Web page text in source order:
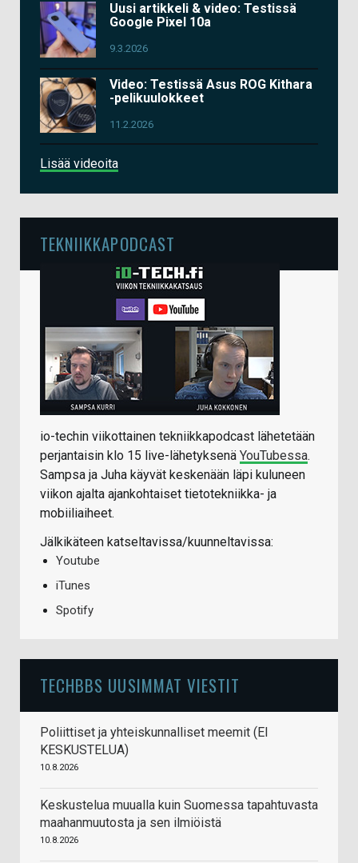
Uusi artikkeli & video: Testissä
Google Pixel 10a
9.3.2026
Video: Testissä Asus ROG Kithara
-pelikuulokkeet
11.2.2026
Lisää videoita
TEKNIIKKAPODCAST
io-techin viikottainen tekniikkapodcast lähetetään
perjantaisin klo 15 live-lähetyksenä YouTubessa.
Sampsa ja Juha käyvät keskenään läpi kuluneen
viikon ajalta ajankohtaiset tietotekniikka- ja
mobiiliaiheet.
Jälkikäteen katseltavissa/kuunneltavissa:
Youtube
iTunes
Spotify
TECHBBS UUSIMMAT VIESTIT
Poliittiset ja yhteiskunnalliset meemit (EI
KESKUSTELUA)
10.8.2026
Keskustelua muualla kuin Suomessa tapahtuvasta
maahanmuutosta ja sen ilmiöistä
10.8.2026